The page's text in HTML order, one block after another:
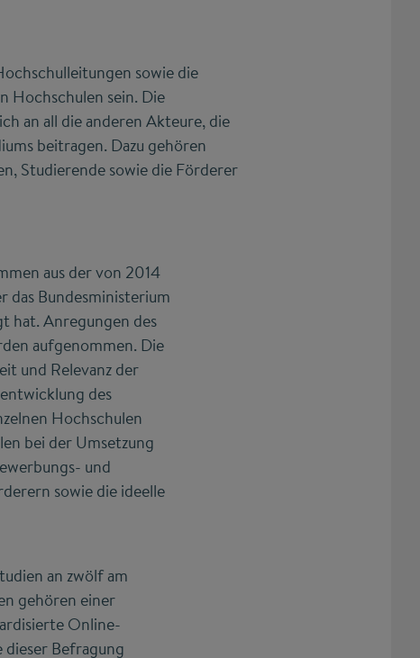
sowie die
Hochschulen sein. Die
an all die anderen Akteure, die
beitragen. Dazu gehören
Studierende sowie die Förderer
aus der von 2014
das Bundesministerium
hat. Anregungen des
aufgenommen. Die
und Relevanz der
des
Hochschulen
bei der Umsetzung
und
sowie die ideelle
an zwölf am
gehören einer
Online-
Befragung